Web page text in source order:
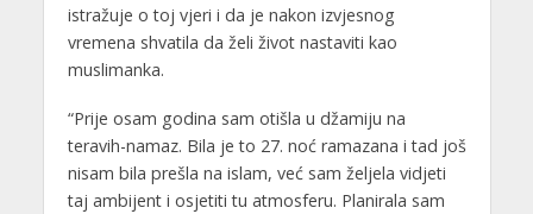
istražuje o toj vjeri i da je nakon izvjesnog
vremena shvatila da želi život nastaviti kao
muslimanka.
“Prije osam godina sam otišla u džamiju na
teravih-namaz. Bila je to 27. noć ramazana i tad još
nisam bila prešla na islam, već sam željela vidjeti
taj ambijent i osjetiti tu atmosferu. Planirala sam